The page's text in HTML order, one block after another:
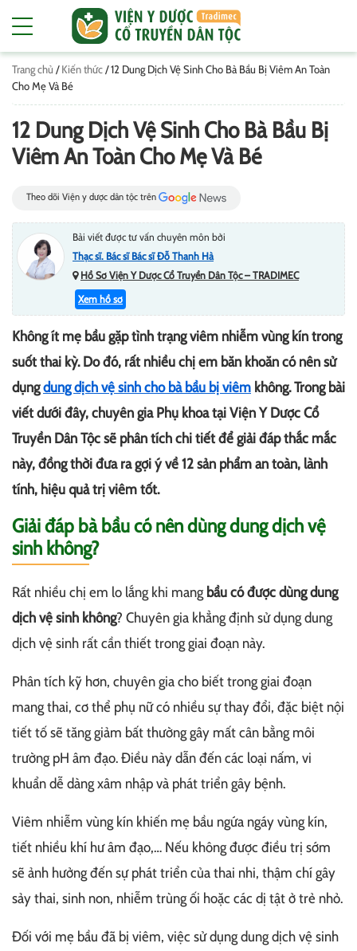
Trang chủ /Kiến thức/12 Dung Dịch Vệ Sinh Cho Bà Bầu Bị Viêm An Toàn
Cho Mẹ Và Bé
12 Dung Dịch Vệ Sinh Cho Bà Bầu Bị
Viêm An Toàn Cho Mẹ Và Bé
Theo dõi Viện y dược dân tộc trên
Bài viết được tư vấn chuyên môn bởi
Thạc sĩ. Bác sĩ Bác sĩ Đỗ Thanh Hà
Hồ Sơ Viện Y Dược Cổ Truyền Dân Tộc – TRADIMEC
Xem hồ sơ
Không ít mẹ bầu gặp tình trạng viêm nhiễm vùng kín trong
suốt thai kỳ. Do đó, rất nhiều chị em băn khoăn có nên sử
dụngdung dịch vệ sinh cho bà bầu bị viêm không. Trong bài
viết dưới đây, chuyên gia Phụ khoa tại Viện Y Dược Cổ
Truyền Dân Tộc sẽ phân tích chi tiết để giải đáp thắc mắc
này, đồng thời đưa ra gợi ý về 12 sản phẩm an toàn, lành
tính, hiệu quả trị viêm tốt.
Giải đáp bà bầu có nên dùng dung dịch vệ
sinh không?
Rất nhiều chị em lo lắng khi mang bầu có được dùng dung
dịch vệ sinh không? Chuyên gia khẳng định sử dụng dung
dịch vệ sinh rất cần thiết trong giai đoạn này.
Phân tích kỹ hơn, chuyên gia cho biết trong giai đoạn
mang thai, cơ thể phụ nữ có nhiều sự thay đổi, đặc biệt nội
tiết tố sẽ tăng giảm bất thường gây mất cân bằng môi
trường pH âm đạo. Điều này dẫn đến các loại nấm, vi
khuẩn dễ dàng xâm nhập và phát triển gây bệnh.
Viêm nhiễm vùng kín khiến mẹ bầu ngứa ngáy vùng kín,
tiết nhiều khí hư âm đạo,… Nếu không được điều trị sớm
sẽ ảnh hưởng đến sự phát triển của thai nhi, thậm chí gây
sảy thai, sinh non, nhiễm trùng ối hoặc các dị tật ở trẻ nhỏ.
Đối với mẹ bầu đã bị viêm, việc sử dụng dung dịch vệ sinh